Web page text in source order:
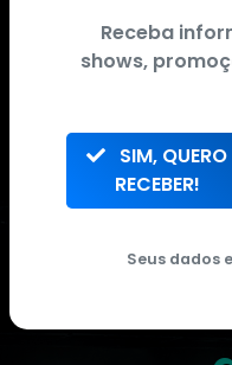
Quer ficar
que
Receba
shows,
RECEBER!
Seus dados